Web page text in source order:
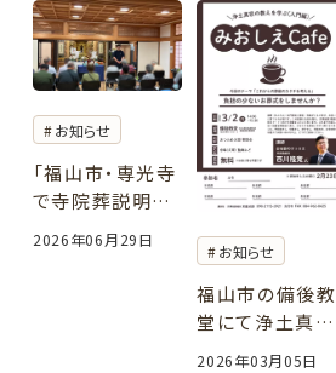
お知らせ
「福山市・専光寺
で寺院葬説明会
を開催しました
2026年06月29日
お知らせ
福山市の備後教
堂にて浄土真宗
の寺院様や門徒
2026年03月05日